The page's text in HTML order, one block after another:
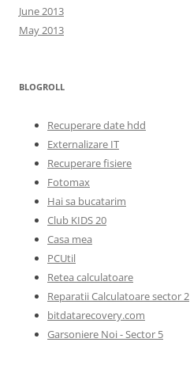
June 2013
May 2013
BLOGROLL
Recuperare date hdd
Externalizare IT
Recuperare fisiere
Fotomax
Hai sa bucatarim
Club KIDS 20
Casa mea
PCUtil
Retea calculatoare
Reparatii Calculatoare sector 2
bitdatarecovery.com
Garsoniere Noi - Sector 5